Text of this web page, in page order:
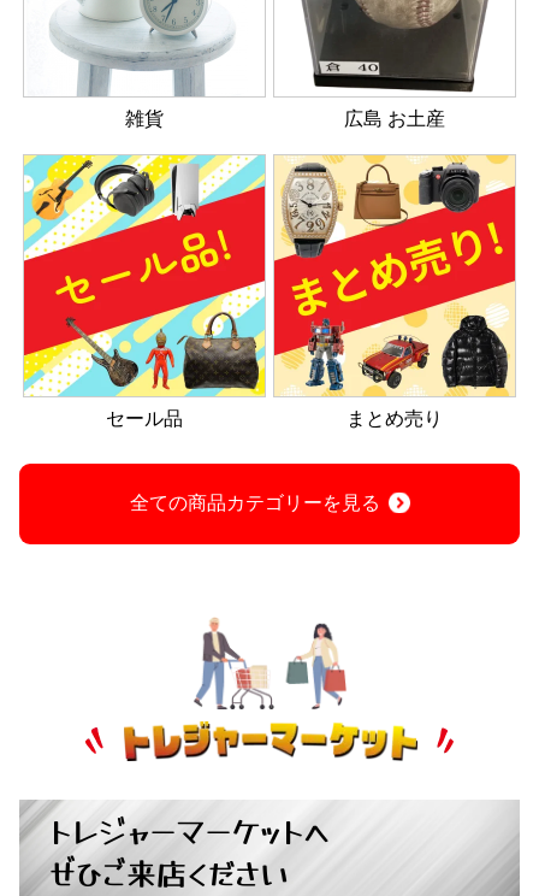
雑貨 広島 お土産
セール品 まとめ売り
全ての商品カテゴリーを見る
トレジャーマーケットへ
ぜひご来店ください